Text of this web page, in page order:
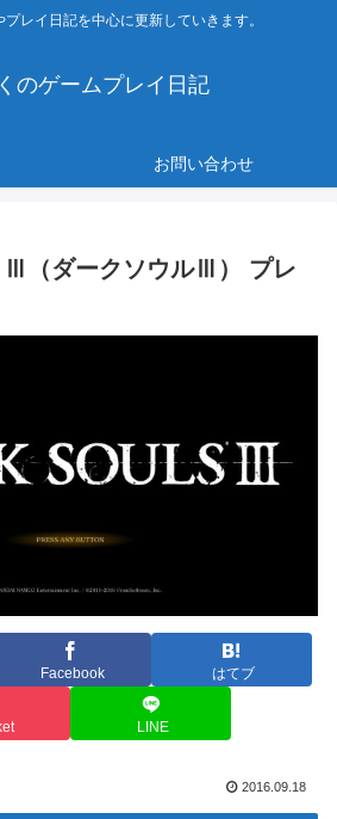
レイ日記を中心に更新していきます。
のゲームプレイ日記
お問い合わせ
Ⅲ（ダークソウルⅢ） プレ
Facebook はてブ
LINE
2016.09.18